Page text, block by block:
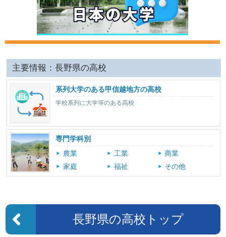
主要情報：長野県の高校
系列大学のある甲信越地方の高校
学校系列に大学等のある高校
専門学科別
農業
工業
商業
家庭
福祉 その他
長野県の高校トップ